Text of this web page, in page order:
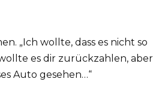
„Ich wollte, dass es nicht so
es dir zurückzahlen, aber
Auto gesehen…“